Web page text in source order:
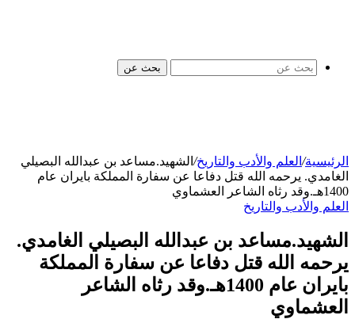
بحث عن
الرئيسية/ العلم والأدب والتاريخ/ الشهيد.مساعد بن عبدالله البصيلي
الغامدي. يرحمه الله قتل دفاعا عن سفارة المملكة بايران عام
1400هـ.وقد رثاه الشاعر العشماوي
العلم والأدب والتاريخ
الشهيد.مساعد بن عبدالله البصيلي الغامدي.
يرحمه الله قتل دفاعا عن سفارة المملكة
بايران عام 1400هـ.وقد رثاه الشاعر
العشماوي